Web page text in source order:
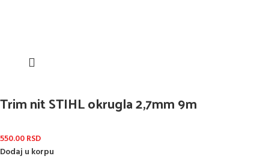
Trim nit STIHL okrugla 2,7mm 9m
550.00RSD
Dodaj u korpu